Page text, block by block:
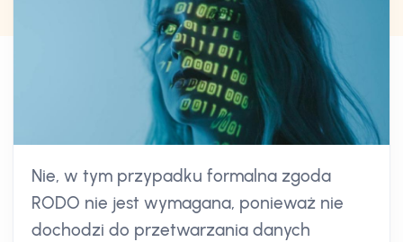
Nie, w tym przypadku formalna zgoda
RODO nie jest wymagana, ponieważ nie
dochodzi do przetwarzania danych